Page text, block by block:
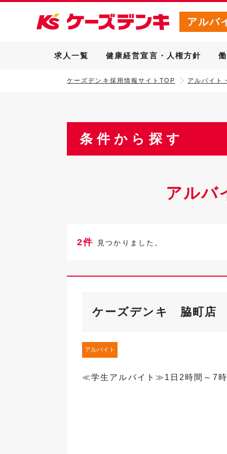
アルバ
求人一覧 健康経営宣言・人権方針
ケーズデンキ採用情報サイトTOP アルバイト
条件から探す
アルバ
2件 見つかりました。
ケーズデンキ 脇町店
アルバイト
≪学生アルバイト≫1日2時間～7時